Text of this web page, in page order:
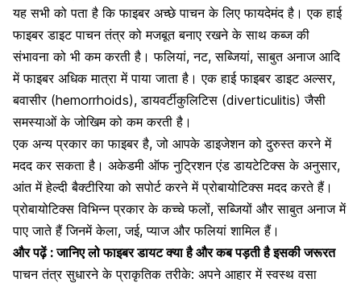
यह सभी को पता है कि फाइबर अच्छे पाचन के लिए फायदेमंद है। एकहाई
फाइबर डाइटपाचन तंत्र को मजबूत बनाए रखने के साथ कब्ज की
संभावना को भी कम करती है। फलियां, नट, सब्जियां, साबुत अनाज आदि
में फाइबर अधिक मात्रा में पाया जाता है। एक हाई फाइबर डाइट अल्सर,
बवासीर (hemorrhoids),डायवर्टीकुलिटिस (diverticulitis) जैसी
समस्याओं के जोखिम को कम करती है।
एक अन्य प्रकार का फाइबर है, जो आपके डाइजेशन को दुरुस्त करने में
मदद कर सकता है। अकेडमी ऑफ नुट्रिशन एंड डायटेटिक्स के अनुसार,
आंत में हेल्दी बैक्टीरिया को सपोर्ट करने मेंप्रोबायोटिक्समदद करते हैं।
प्रोबायोटिक्स विभिन्न प्रकार के कच्चे फलों, सब्जियों और साबुत अनाज में
पाए जाते हैं जिनमें केला, जई, प्याज और फलियां शामिल हैं।
और पढ़ें :जानिए लो फाइबर डायट क्या है और कब पड़ती है इसकी जरूरत
पाचन तंत्र सुधारने के प्राकृतिक तरीके: अपने आहार में स्वस्थ वसा